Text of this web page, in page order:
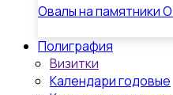
Овалы на памятники
Полиграфия
Визитки
Календари годовые